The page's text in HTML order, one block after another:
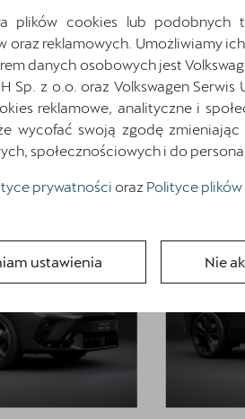
szczegóły
Rabat: 19
Cena
Cena:
Najniższa cena
brutto
Zapytaj
plików cookies lub podobnych
oraz reklamowych. Umożliwiamy
danych osobowych jest
Sp. z o.o. oraz Volkswagen
reklamowe, analityczne i
wycofać swoją zgodę
społecznościowych i do
prywatności oraz Polityce
ustawienia Nie